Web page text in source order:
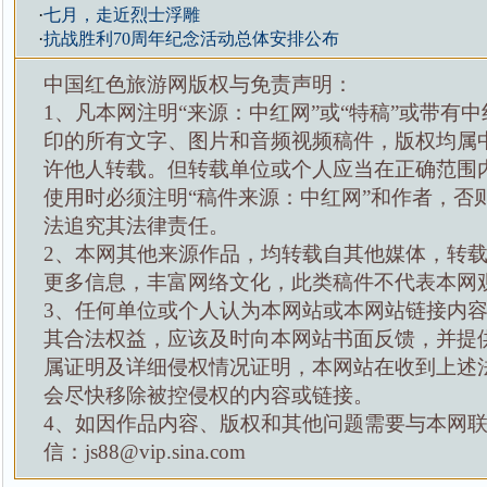
·七月，走近烈士浮雕
·抗战胜利70周年纪念活动总体安排公布
中国红色旅游网版权与免责声明：
1、凡本网注明“来源：中红网”或“特稿”或带有
印的所有文字、图片和音频视频稿件，版权均属
许他人转载。但转载单位或个人应当在正确范围
使用时必须注明“稿件来源：中红网”和作者，否
法追究其法律责任。
2、本网其他来源作品，均转载自其他媒体，转
更多信息，丰富网络文化，此类稿件不代表本网
3、任何单位或个人认为本网站或本网站链接内
其合法权益，应该及时向本网站书面反馈，并提
属证明及详细侵权情况证明，本网站在收到上述
会尽快移除被控侵权的内容或链接。
4、如因作品内容、版权和其他问题需要与本网
信：js88@vip.sina.com